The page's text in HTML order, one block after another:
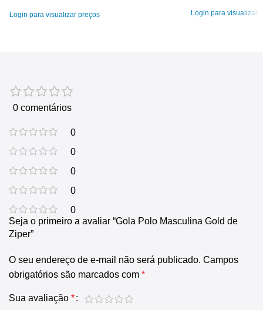
Login para visualizar preços Login para visualizar
0 comentários
0
0
0
0
0
Seja o primeiro a avaliar “Gola Polo Masculina Gold de
Ziper”
O seu endereço de e-mail não será publicado. Campos
obrigatórios são marcados com *
Sua avaliação *